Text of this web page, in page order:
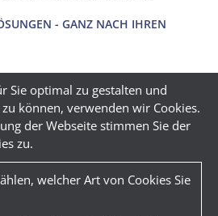
- GANZ NACH IHREN
Sie optimal zu gestalten und
können, verwenden wir Cookies.
der Webseite stimmen Sie der
zu.
welcher Art von Cookies Sie